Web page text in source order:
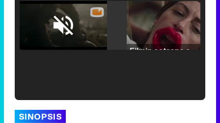
Unmute /
Loaded
25.30%
SINOPSIS